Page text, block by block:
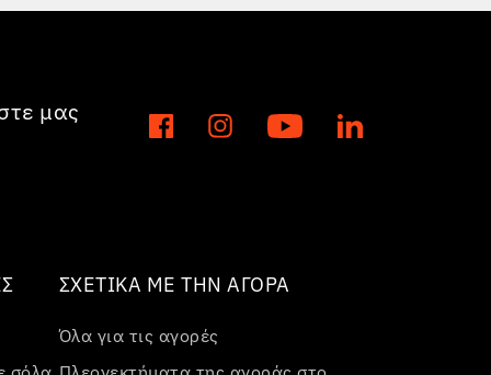
μας
ΣΧΕΤΙΚΆ ΜΕ ΤΗΝ ΑΓΟΡΆ
Όλα για τις αγορές